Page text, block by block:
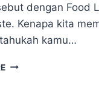
dengan Food
Kenapa kita
kamu…
SAMPAH